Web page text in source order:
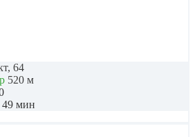
64
520 м
49 мин